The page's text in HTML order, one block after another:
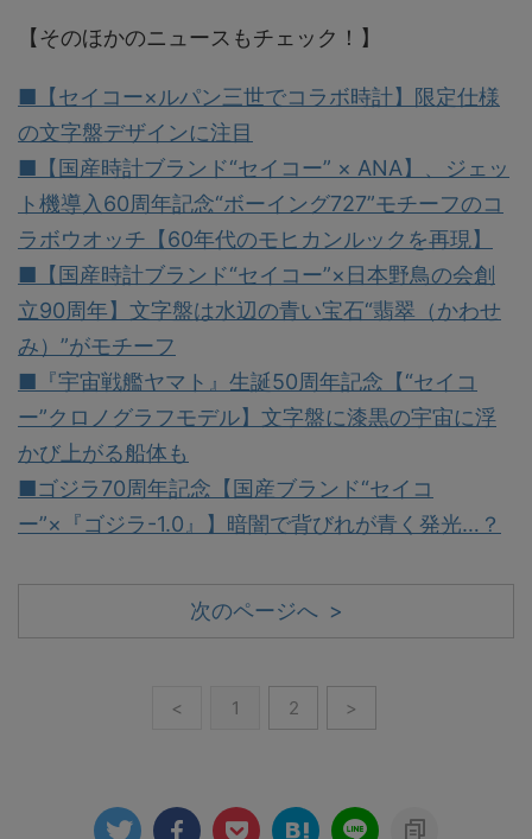
【そのほかのニュースもチェック！】
■【セイコー×ルパン三世でコラボ時計】限定仕様
の文字盤デザインに注目
■【国産時計ブランド“セイコー” × ANA】、ジェッ
ト機導入60周年記念“ボーイング727”モチーフのコ
ラボウオッチ【60年代のモヒカンルックを再現】
■【国産時計ブランド“セイコー”×日本野鳥の会創
立90周年】文字盤は水辺の青い宝石“翡翠（かわせ
み）”がモチーフ
■『宇宙戦艦ヤマト』生誕50周年記念【“セイコ
ー”クロノグラフモデル】文字盤に漆黒の宇宙に浮
かび上がる船体も
■ゴジラ70周年記念【国産ブランド“セイコ
ー”×『ゴジラ-1.0』】暗闇で背びれが青く発光…？
次のページへ >
< 1 2 >